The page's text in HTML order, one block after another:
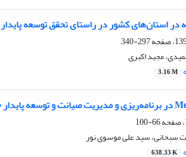
در استان‌های کشور در راستای تحقق توسعه پایدار
297-340
مجید اکبری
3.16 M
66-100
سبحانی، سید علی موسوی نور
638.33 K